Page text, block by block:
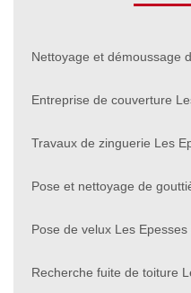
Nettoyage et démoussage
Entreprise de couverture
Travaux de zinguerie Les
Pose et nettoyage de
Pose de velux Les
Recherche fuite de toiture